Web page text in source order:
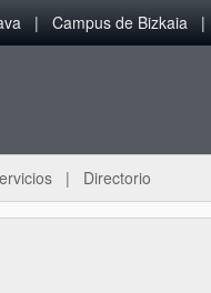
Campus de Bizkaia
Directorio